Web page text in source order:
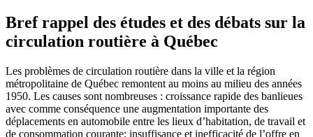
Bref rappel des études et des débats sur la
circulation routière à Québec
Les problèmes de circulation routière dans la ville et la région
métropolitaine de Québec remontent au moins au milieu des années
1950. Les causes sont nombreuses : croissance rapide des banlieues
avec comme conséquence une augmentation importante des
déplacements en automobile entre les lieux d’habitation, de travail et
de consommation courante; insuffisance et inefficacité de l’offre en